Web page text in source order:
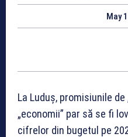
May
La Luduș, promisiunile
„economii” par să se fi
cifrelor din bugetul pe